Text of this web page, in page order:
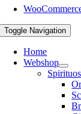
Toggle Navigation
Home
Webshop